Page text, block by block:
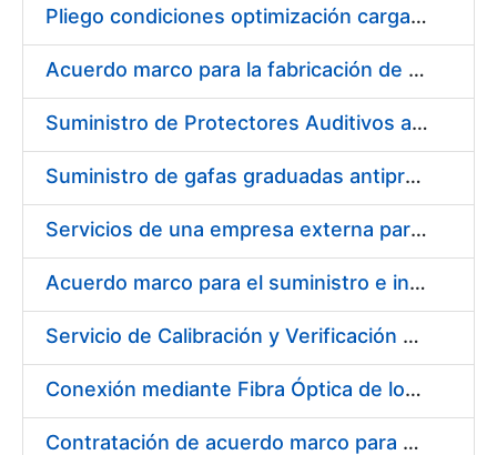
Erakutsi/Ezkutatu
Pliego condiciones optimización cargas compras firmado
Acuerdo marco para la fabricación de piezas
Suministro de Protectores Auditivos a medida para las personas trabajadoras de los Centros de Trabajo de Madrid y Burgos
Suministro de gafas graduadas antiproyecciones para los trabajadores de la FNMT-RCM en los centros de trabajo de Madrid y Burgos
Servicios de una empresa externa para el asesoramiento y resolución de los recursos de alzada que se presentan relacionados con procesos de selección para la FNMT-RCM
Acuerdo marco para el suministro e instalación de persianas, estores y otros complementos
Servicio de Calibración y Verificación Externa de los Equipos de Medición del Servicio de Prevención de la FNMT-RCM
Conexión mediante Fibra Óptica de los Centros de Proceso de Datos (CPDs) de las sedes de la FNMT-RCM de Burgos y Madrid
Contratación de acuerdo marco para el Suministro de Material de Electricidad para la Fábrica Nacional de Moneda y Timbre-Real Casa de la Moneda en su centro de trabajo de Burgos